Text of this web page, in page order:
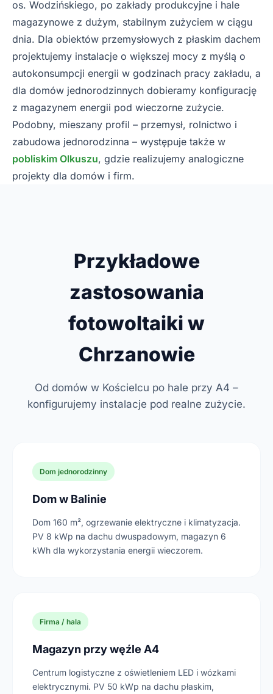
os. Wodzińskiego, po zakłady produkcyjne i hale
magazynowe z dużym, stabilnym zużyciem w ciągu
dnia. Dla obiektów przemysłowych z płaskim dachem
projektujemy instalacje o większej mocy z myślą o
autokonsumpcji energii w godzinach pracy zakładu, a
dla domów jednorodzinnych dobieramy konfigurację
z magazynem energii pod wieczorne zużycie.
Podobny, mieszany profil – przemysł, rolnictwo i
zabudowa jednorodzinna – występuje także w
pobliskim Olkuszu, gdzie realizujemy analogiczne
projekty dla domów i firm.
Przykładowe
zastosowania
fotowoltaiki w
Chrzanowie
Od domów w Kościelcu po hale przy A4 –
konfigurujemy instalacje pod realne zużycie.
Dom jednorodzinny
Dom w Balinie
Dom 160 m², ogrzewanie elektryczne i klimatyzacja.
PV 8 kWp na dachu dwuspadowym, magazyn 6
kWh dla wykorzystania energii wieczorem.
Firma / hala
Magazyn przy węźle A4
Centrum logistyczne z oświetleniem LED i wózkami
elektrycznymi. PV 50 kWp na dachu płaskim,